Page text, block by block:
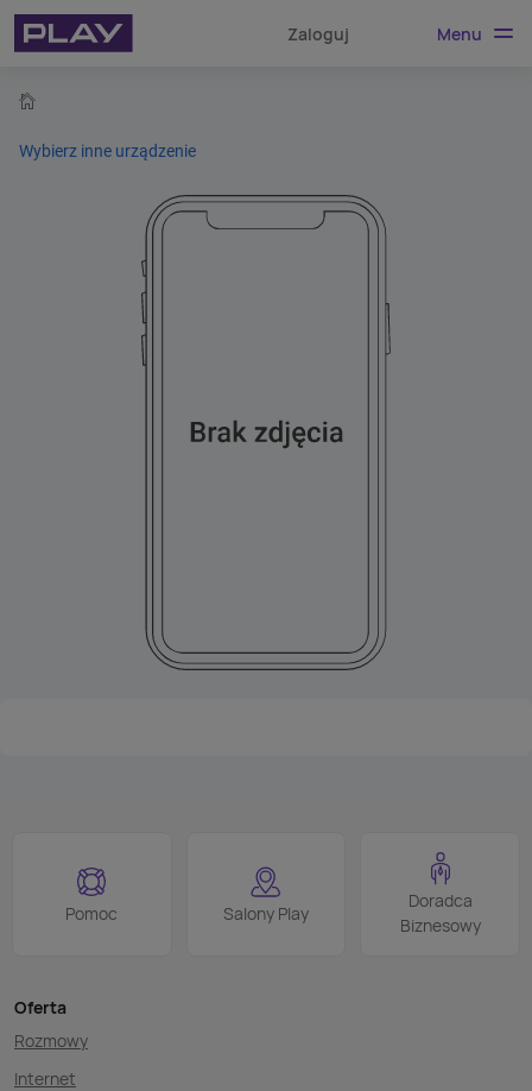
Zaloguj Menu
Wybierz inne urządzenie
Pomoc Salony Play
Doradca
Biznesowy
Oferta
Rozmowy
Internet